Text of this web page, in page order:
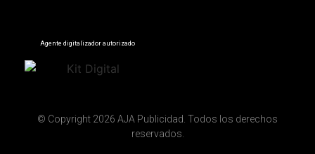
Agente digitalizador autorizado
© Copyright 2026 AJA Publicidad. Todos los derechos
reservados.